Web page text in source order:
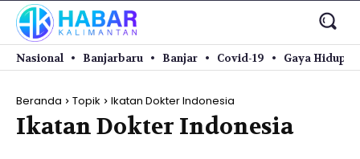
Nasional Banjarbaru Banjar Covid-19 Gaya Hidup
Beranda Topik Ikatan Dokter Indonesia
Ikatan Dokter Indonesia